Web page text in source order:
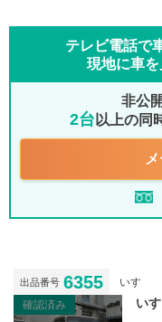
テレビ電話で
現地に車を
非公
2台 以上の同
出品番号 6355
いすゞ
確認済み
い